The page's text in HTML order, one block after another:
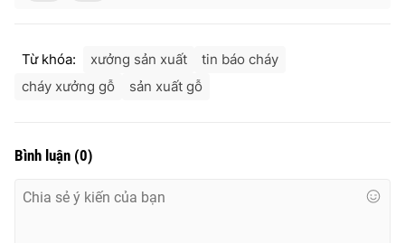
Từ khóa: xưởng sản xuất
tin báo cháy
cháy xưởng gỗ
sản xuất gỗ
Bình luận (0)